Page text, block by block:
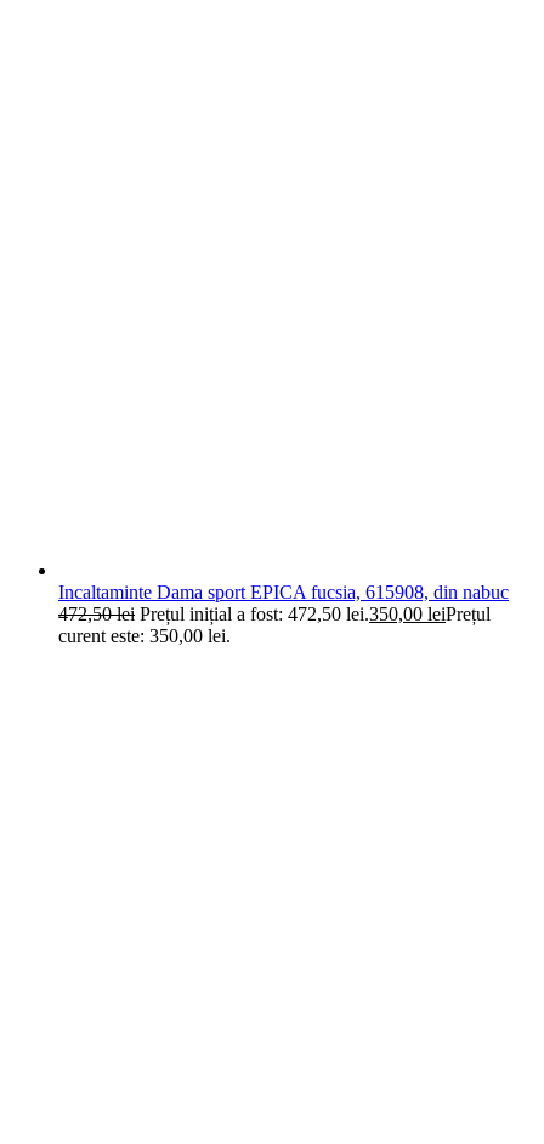
Incaltaminte Dama sport EPICA fucsia, 615908, din nabuc
472,50lei Prețul inițial a fost: 472,50 lei.350,00 leiPrețul
curent este: 350,00 lei.